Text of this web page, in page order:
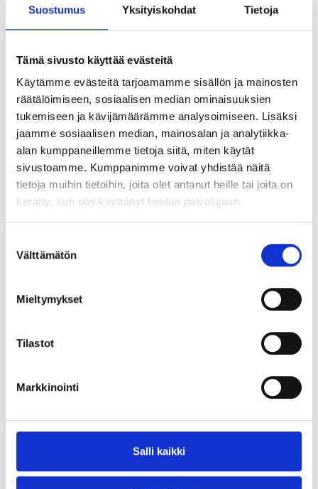
Suostumus Yksityiskohdat Tietoja
Tämä sivusto käyttää evästeitä
Käytämme evästeitä tarjoamamme sisällön ja mainosten
räätälöimiseen, sosiaalisen median ominaisuuksien
tukemiseen ja kävijämäärämme analysoimiseen. Lisäksi
jaamme sosiaalisen median, mainosalan ja analytiikka-
alan kumppaneillemme tietoja siitä, miten käytät
sivustoamme. Kumppanimme voivat yhdistää näitä
tietoja muihin tietoihin, joita olet antanut heille tai joita on
kerätty, kun olet käyttänyt heidän palvelujaan.
valinta
Välttämätön
Mieltymykset
Tilastot
Markkinointi
Salli kaikki
agentti vaan paras orkestrointi